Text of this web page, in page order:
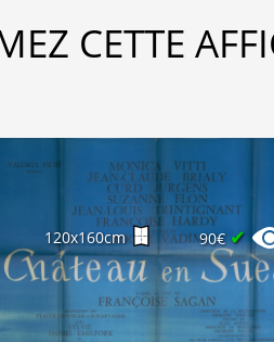
CETTE
120x160cm 90€✔